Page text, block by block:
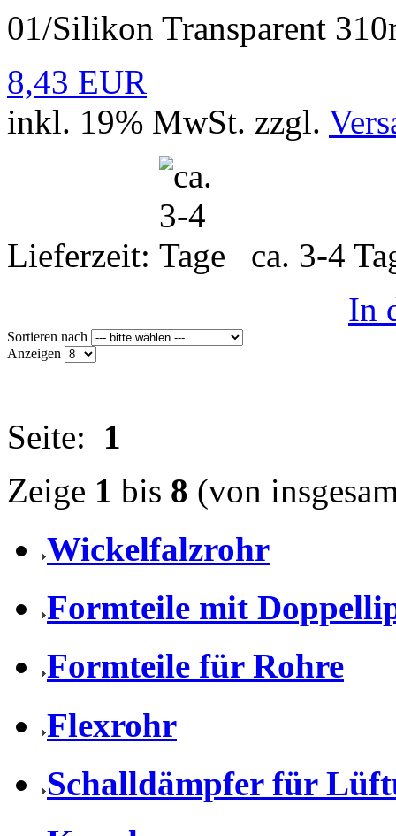
01/Silikon Transparent
8,43 EUR
inkl. 19% MwSt. zzgl.
Lieferzeit:
ca. 3-4
In
Sortieren nach
Anzeigen
Seite: 1
Zeige 1 bis 8 (von
Wickelfalzrohr
Formteile mit
Formteile für Rohre
Flexrohr
Schalldämpfer für